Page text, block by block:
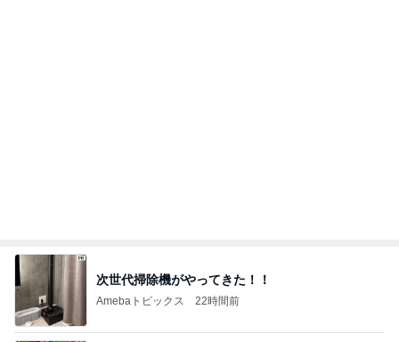
次世代掃除機がやってきた！！
Amebaトピックス 22時間前